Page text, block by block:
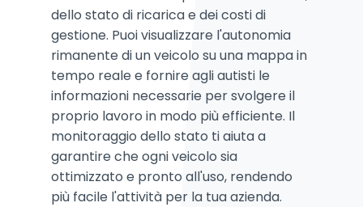
dello stato di ricarica e dei costi di
gestione. Puoi visualizzare l'autonomia
rimanente di un veicolo su una mappa in
tempo reale e fornire agli autisti le
informazioni necessarie per svolgere il
proprio lavoro in modo più efficiente. Il
monitoraggio dello stato ti aiuta a
garantire che ogni veicolo sia
ottimizzato e pronto all'uso, rendendo
più facile l'attività per la tua azienda.